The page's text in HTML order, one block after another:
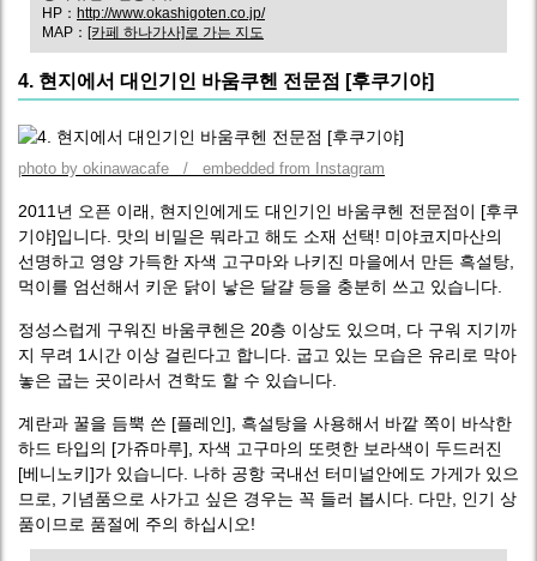
HP： http://www.okashigoten.co.jp/
MAP： [카페 하나가사]로 가는 지도
4. 현지에서 대인기인 바움쿠헨 전문점 [후쿠기야]
photo by okinawacafe / embedded from Instagram
2011년 오픈 이래, 현지인에게도 대인기인 바움쿠헨 전문점이 [후쿠
기야]입니다. 맛의 비밀은 뭐라고 해도 소재 선택! 미야코지마산의
선명하고 영양 가득한 자색 고구마와 나키진 마을에서 만든 흑설탕,
먹이를 엄선해서 키운 닭이 낳은 달걀 등을 충분히 쓰고 있습니다.
정성스럽게 구워진 바움쿠헨은 20층 이상도 있으며, 다 구워 지기까
지 무려 1시간 이상 걸린다고 합니다. 굽고 있는 모습은 유리로 막아
놓은 굽는 곳이라서 견학도 할 수 있습니다.
계란과 꿀을 듬뿍 쓴 [플레인], 흑설탕을 사용해서 바깥 쪽이 바삭한
하드 타입의 [가쥬마루], 자색 고구마의 또렷한 보라색이 두드러진
[베니노키]가 있습니다. 나하 공항 국내선 터미널안에도 가게가 있으
므로, 기념품으로 사가고 싶은 경우는 꼭 들러 봅시다. 다만, 인기 상
품이므로 품절에 주의 하십시오!